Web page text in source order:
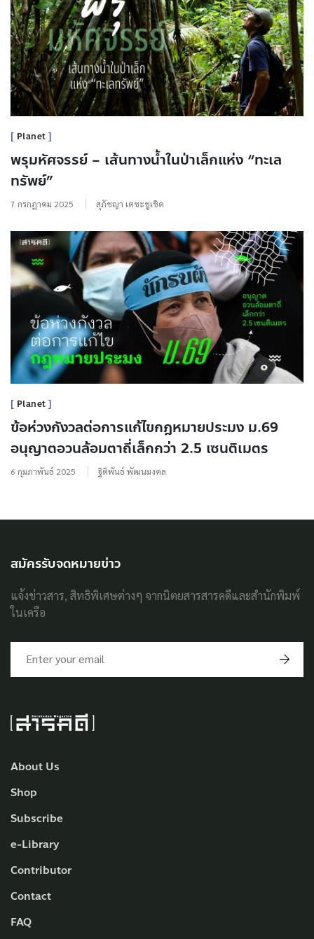
Planet
พรุมหัศจรรย์ – เส้นทางน้ำในป่าเล็กแห่ง “ทะเล
ทรัพย์”
7 กรกฎาคม 2025 สุภัชญา เตชะชูเชิด
Planet
ข้อห่วงกังวลต่อการแก้ไขกฎหมายประมง ม.69
อนุญาตอวนล้อมตาถี่เล็กกว่า 2.5 เซนติเมตร
6 กุมภาพันธ์ 2025 ฐิติพันธ์ พัฒนมงคล
About Us
Shop
Subscribe
e-Library
Contributor
Contact
FAQ
สมัครรับจดหมายข่าว
แจ้งข่าวสาร, สิทธิพิเศษต่างๆ จากนิตยสารสารคดีและสำนักพิมพ์
ในเครือ